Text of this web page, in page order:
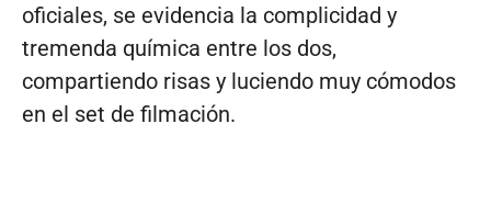
oficiales, se evidencia la complicidad y
tremenda química entre los dos,
compartiendo risas y luciendo muy cómodos
en el set de filmación.